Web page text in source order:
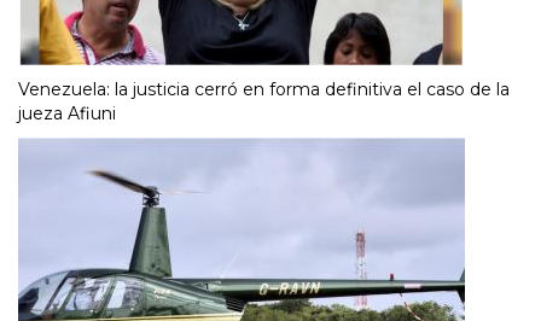
Venezuela: la justicia cerró en forma definitiva el caso de la
jueza Afiuni